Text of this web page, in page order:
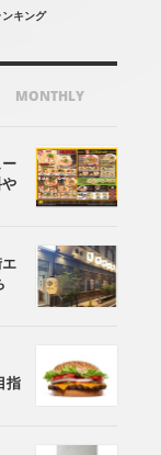
ンキング
MONTHLY
ー
や
エ
指